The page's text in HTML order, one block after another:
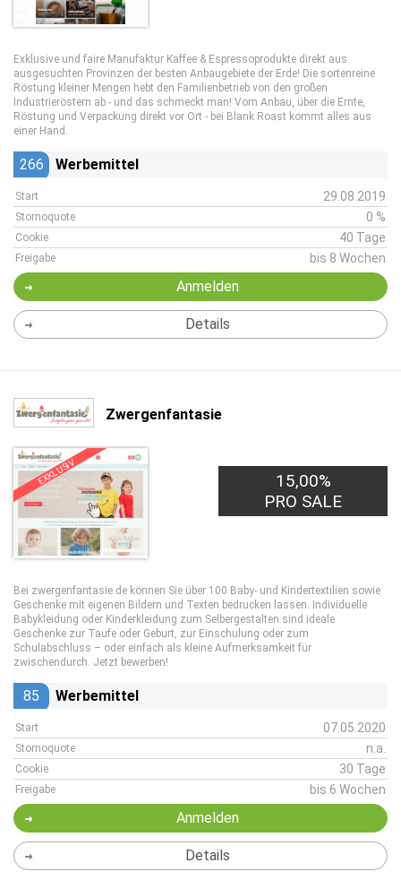
Exklusive und faire Manufaktur Kaffee & Espressoprodukte direkt aus
ausgesuchten Provinzen der besten Anbaugebiete der Erde! Die sortenreine
Röstung kleiner Mengen hebt den Familienbetrieb von den großen
Industrieröstern ab - und das schmeckt man! Vom Anbau, über die Ernte,
Röstung und Verpackung direkt vor Ort - bei Blank Roast kommt alles aus
einer Hand.
266 Werbemittel
Start 29.08.2019
Stornoquote 0 %
Cookie 40 Tage
Freigabe bis 8 Wochen
Anmelden
Details
Zwergenfantasie
EXKLUSIV
15,00%
PRO SALE
Bei zwergenfantasie.de können Sie über 100 Baby- und Kindertextilien sowie
Geschenke mit eigenen Bildern und Texten bedrucken lassen. Individuelle
Babykleidung oder Kinderkleidung zum Selbergestalten sind ideale
Geschenke zur Taufe oder Geburt, zur Einschulung oder zum
Schulabschluss – oder einfach als kleine Aufmerksamkeit für
zwischendurch. Jetzt bewerben!
85 Werbemittel
Start 07.05.2020
Stornoquote n.a.
Cookie 30 Tage
Freigabe bis 6 Wochen
Anmelden
Details